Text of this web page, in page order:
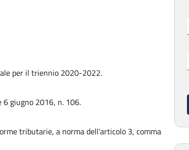
per il triennio 2020-2022.
6 giugno 2016, n. 106.
tributarie, a norma dell'articolo 3, comma